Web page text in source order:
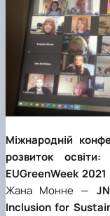
Міжнародній
розвиток
EUGreenWeek
Жана Монне —
Inclusion for